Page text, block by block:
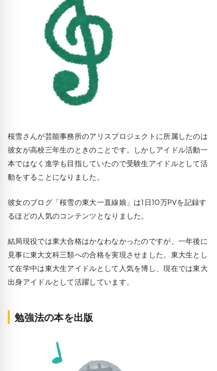
桜雪さんが芸能事務所のアリスプロジェクトに所属したのは
彼女が高校三年生のときのことです。しかしアイドル活動一
本ではなく進学も目指していたので受験生アイドルとして活
動をすることになりました。
彼女のブログ「桜雪の東大一直線娘」は1日10万PVを記録す
るほどの人気のコンテンツとなりました。
結局現役では東大合格はかなわなかったのですが、一年後に
見事に東大文科三類への合格を実現させました。東大生とし
て在学中は東大生アイドルとして人気を博し、現在では東大
出身アイドルとして活躍しています。
勉強法の本を出版